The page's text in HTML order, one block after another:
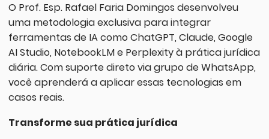
O Prof. Esp. Rafael Faria Domingos desenvolveu
uma metodologia exclusiva para integrar
ferramentas de IA como ChatGPT, Claude, Google
AI Studio, NotebookLM e Perplexity à prática jurídica
diária. Com suporte direto via grupo de WhatsApp,
você aprenderá a aplicar essas tecnologias em
casos reais.
Transforme sua prática jurídica